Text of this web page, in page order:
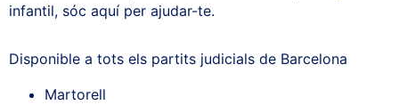
infantil, sóc aquí per ajudar-te.
Disponible a tots els partits judicials de Barcelona
Martorell